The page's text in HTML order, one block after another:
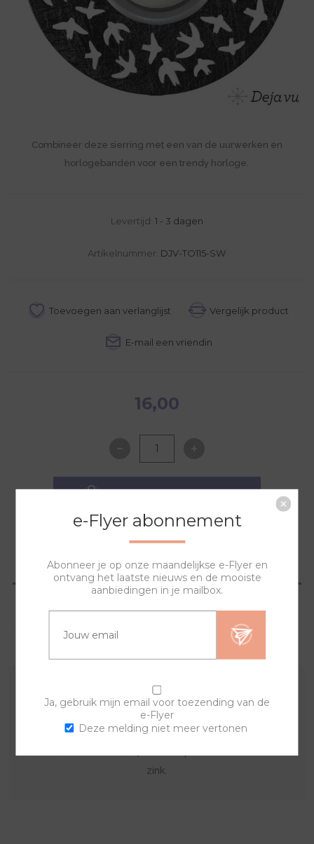
Combineer deze sierring met een van de uurwerken en
horlogebanden voor een trendy horloge.
Levertijd: 1 - 3 dagen
Artikelnummer: DJV-TO115-SW
16,00
OVERZICHT
Een origineel horloge zelf samenstellen? Dat is
mogelijk met deze tombak sierringen en de
horlogebanden. Combineer en creëer zo vaak je zelf
zink.
e-Flyer abonnement
Abonneer je op onze maandelijkse e-Flyer en
ontvang het laatste nieuws en de mooiste
aanbiedingen in je mailbox.
Ja, gebruik mijn email voor toezending van de
e-Flyer
Deze melding niet meer vertonen